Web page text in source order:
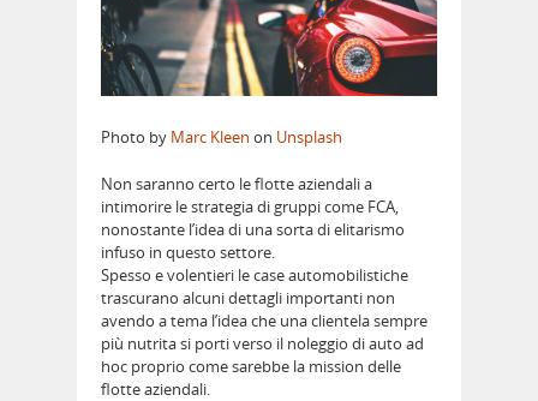
Photo by Marc Kleen on Unsplash
Non saranno certo le flotte aziendali a
intimorire le strategia di gruppi come FCA,
nonostante l’idea di una sorta di elitarismo
infuso in questo settore.
Spesso e volentieri le case automobilistiche
trascurano alcuni dettagli importanti non
avendo a tema l’idea che una clientela sempre
più nutrita si porti verso il noleggio di auto ad
hoc proprio come sarebbe la mission delle
flotte aziendali.